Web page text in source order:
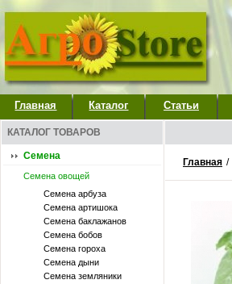
Главная Каталог Статьи
КАТАЛОГ ТОВАРОВ
Семена
Семена овощей
Семена арбуза
Семена артишока
Семена баклажанов
Семена бобов
Семена гороха
Семена дыни
Семена земляники
Главная /